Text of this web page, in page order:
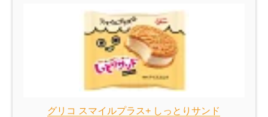
グリコ スマイルプラス+ しっとりサンド